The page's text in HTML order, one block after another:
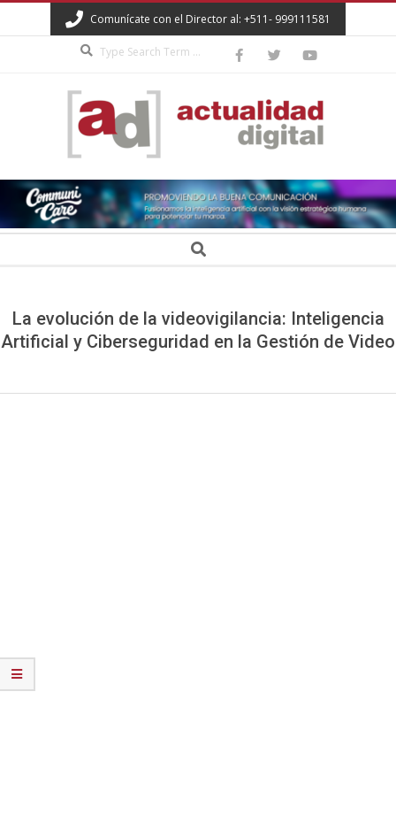
to
Comunícate con el Director al: +511- 999111581
ACTUALIDAD
DIGITAL Search
La evolución de la videovigilancia: Inteligencia
Artificial y Ciberseguridad en la Gestión de Video